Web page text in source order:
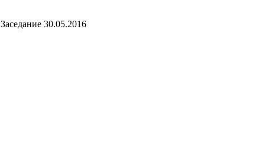
Заседание 30.05.2016